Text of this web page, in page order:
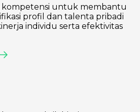
kompetensi untuk membantu
profil dan talenta pribadi
individu serta efektivitas